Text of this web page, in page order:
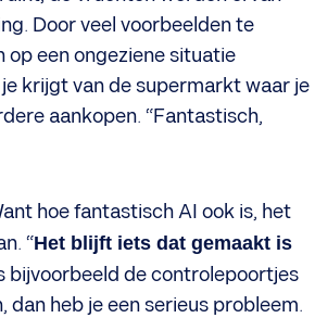
Door veel voorbeelden te
op een ongeziene situatie
je krijgt van de supermarkt waar je
aankopen. “Fantastisch,
hoe fantastisch AI ook is, het
“Het blijft iets dat gemaakt is
bijvoorbeeld de controlepoortjes
heb je een serieus probleem.